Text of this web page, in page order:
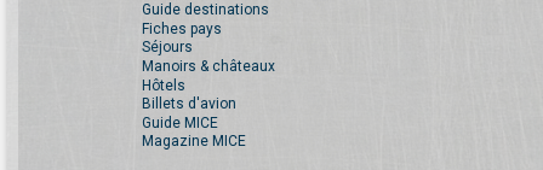
Guide destinations
Fiches pays
Séjours
Manoirs & châteaux
Hôtels
Billets d'avion
Guide MICE
Magazine MICE